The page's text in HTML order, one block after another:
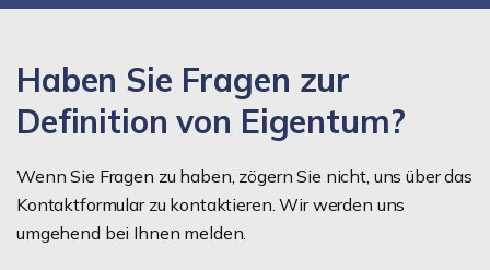
Haben Sie Fragen zur
Definition von Eigentum?
Wenn Sie Fragen zu haben, zögern Sie nicht, uns über das
Kontaktformular zu kontaktieren. Wir werden uns
umgehend bei Ihnen melden.